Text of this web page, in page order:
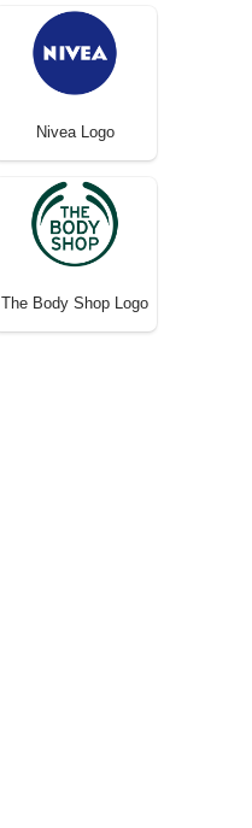
Nivea Logo
The Body Shop Logo